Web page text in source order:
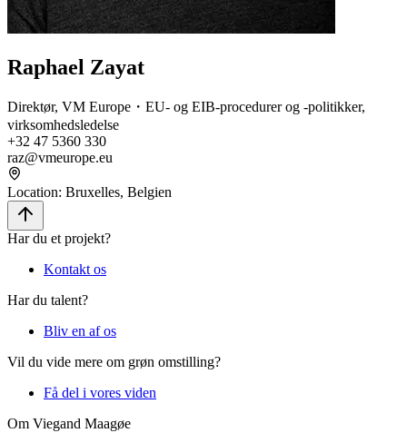
Raphael Zayat
Direktør, VM Europe・EU- og EIB-procedurer og -politikker,
virksomhedsledelse
+32 47 5360 330
raz@vmeurope.eu
Location: Bruxelles, Belgien
Har du et projekt?
Kontakt os
Har du talent?
Bliv en af os
Vil du vide mere om grøn omstilling?
Få del i vores viden
Om Viegand Maagøe